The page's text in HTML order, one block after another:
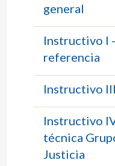
general
Instructivo I
referencia
Instructivo
Instructivo
técnica
Justicia